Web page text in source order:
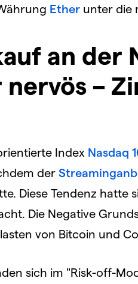
Ether unter die
an der
–
Index Nasdaq
der
Diese Tendenz
Die Negative
von Bitcoin und
sich im "Risk-off-